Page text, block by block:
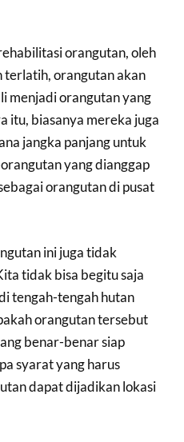
orangutan, oleh
terlatih, orangutan akan
menjadi orangutan yang
itu, biasanya mereka juga
jangka panjang untuk
yang dianggap
orangutan di pusat
ini juga tidak
tidak bisa begitu saja
tengah-tengah hutan
orangutan tersebut
benar-benar siap
syarat yang harus
dapat dijadikan lokasi